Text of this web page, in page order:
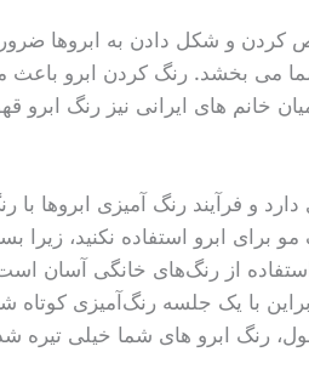
و شکل دادن به ابروها
شما می بخشد. رنگ کردن ابرو
خانم های ایرانی نیز رنگ ابرو
و فرآیند رنگ آمیزی ابروها
ابرو استفاده نکنید، زیرا
از رنگ‌های خانگی آسان است،
با یک جلسه رنگ‌آمیزی
رنگ ابرو های شما خیلی تیره